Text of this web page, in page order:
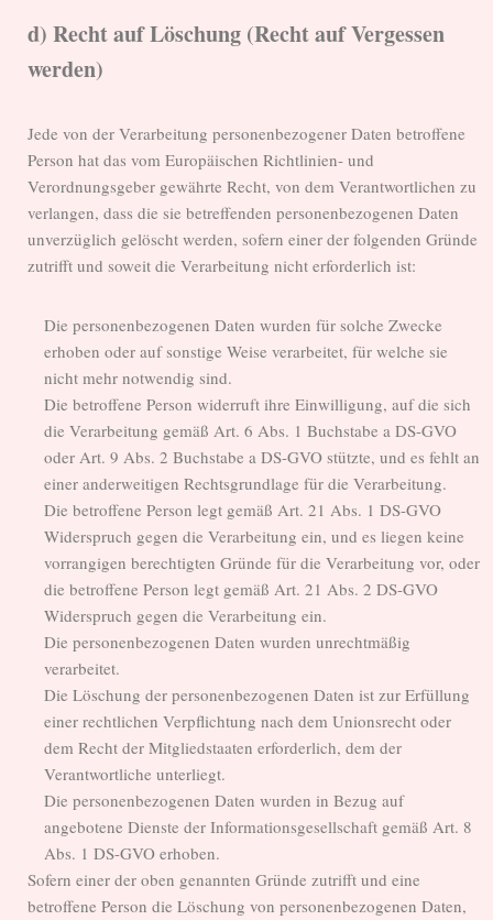
d) Recht auf Löschung (Recht auf Vergessen
werden)
Jede von der Verarbeitung personenbezogener Daten betroffene
Person hat das vom Europäischen Richtlinien- und
Verordnungsgeber gewährte Recht, von dem Verantwortlichen zu
verlangen, dass die sie betreffenden personenbezogenen Daten
unverzüglich gelöscht werden, sofern einer der folgenden Gründe
zutrifft und soweit die Verarbeitung nicht erforderlich ist:
Die personenbezogenen Daten wurden für solche Zwecke
erhoben oder auf sonstige Weise verarbeitet, für welche sie
nicht mehr notwendig sind.
Die betroffene Person widerruft ihre Einwilligung, auf die sich
die Verarbeitung gemäß Art. 6 Abs. 1 Buchstabe a DS-GVO
oder Art. 9 Abs. 2 Buchstabe a DS-GVO stützte, und es fehlt an
einer anderweitigen Rechtsgrundlage für die Verarbeitung.
Die betroffene Person legt gemäß Art. 21 Abs. 1 DS-GVO
Widerspruch gegen die Verarbeitung ein, und es liegen keine
vorrangigen berechtigten Gründe für die Verarbeitung vor, oder
die betroffene Person legt gemäß Art. 21 Abs. 2 DS-GVO
Widerspruch gegen die Verarbeitung ein.
Die personenbezogenen Daten wurden unrechtmäßig
verarbeitet.
Die Löschung der personenbezogenen Daten ist zur Erfüllung
einer rechtlichen Verpflichtung nach dem Unionsrecht oder
dem Recht der Mitgliedstaaten erforderlich, dem der
Verantwortliche unterliegt.
Die personenbezogenen Daten wurden in Bezug auf
angebotene Dienste der Informationsgesellschaft gemäß Art. 8
Abs. 1 DS-GVO erhoben.
Sofern einer der oben genannten Gründe zutrifft und eine
betroffene Person die Löschung von personenbezogenen Daten,